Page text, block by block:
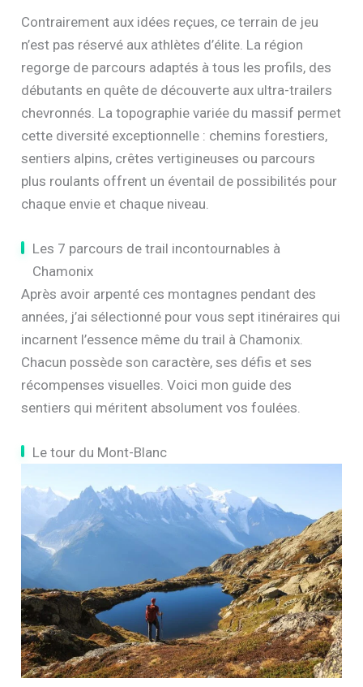
Contrairement aux idées reçues, ce terrain de jeu
n’est pas réservé aux athlètes d’élite. La région
regorge de parcours adaptés à tous les profils, des
débutants en quête de découverte aux ultra-trailers
chevronnés. La topographie variée du massif permet
cette diversité exceptionnelle : chemins forestiers,
sentiers alpins, crêtes vertigineuses ou parcours
plus roulants offrent un éventail de possibilités pour
chaque envie et chaque niveau.
Les 7 parcours de trail incontournables à
Chamonix
Après avoir arpenté ces montagnes pendant des
années, j’ai sélectionné pour vous sept itinéraires qui
incarnent l’essence même du trail à Chamonix.
Chacun possède son caractère, ses défis et ses
récompenses visuelles. Voici mon guide des
sentiers qui méritent absolument vos foulées.
Le tour du Mont-Blanc